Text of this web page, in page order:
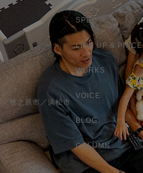
牧之原市／浜松市
SPEC
LINE UP & PRICE
WORKS
VOICE
BLOG
COLUMN